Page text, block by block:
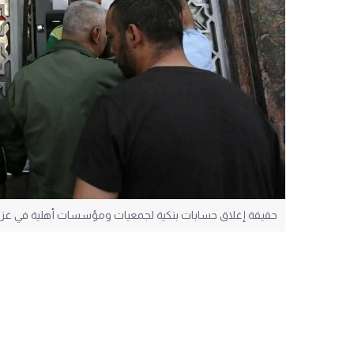
حقيقة إغلاق حسابات بنكية لجمعيات ومؤسسات أهلية في